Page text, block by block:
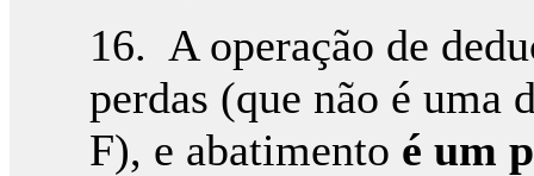
16. A operação de
perdas (que não é uma
F), e abatimento é um